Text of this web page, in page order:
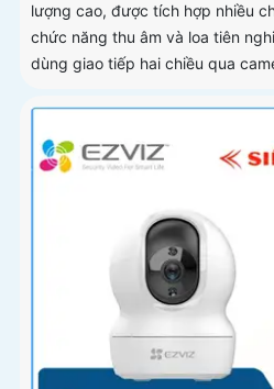
lượng cao, được tích hợp nhiều
chức năng thu âm và loa tiên
dùng giao tiếp hai chiều qua